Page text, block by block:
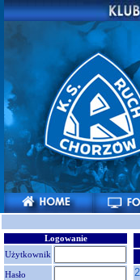
Logowanie
Użytkownik
Hasło